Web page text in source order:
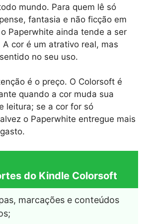
mundo. Para quem lê só
fantasia e não ficção em
Paperwhite ainda tende a ser
A cor é um atrativo real, mas
no seu uso.
é o preço. O Colorsoft é
quando a cor muda sua
leitura; se a cor for só
o Paperwhite entregue mais
do Kindle Colorsoft
marcações e conteúdos